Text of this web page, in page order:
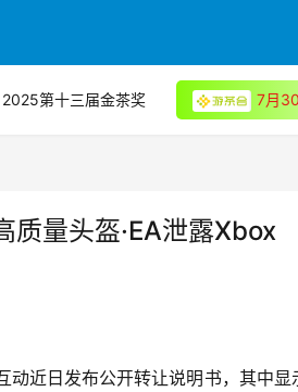
2025第十三届金茶奖 7月
质量头盔·EA泄露Xbox
动近日发布公开转让说明书，其中显